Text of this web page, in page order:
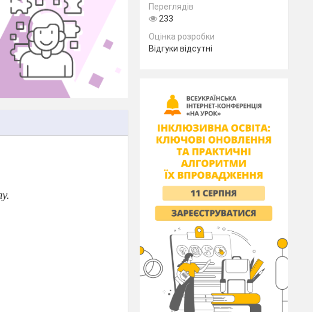
Переглядів
233
Оцінка розробки
Відгуки відсутні